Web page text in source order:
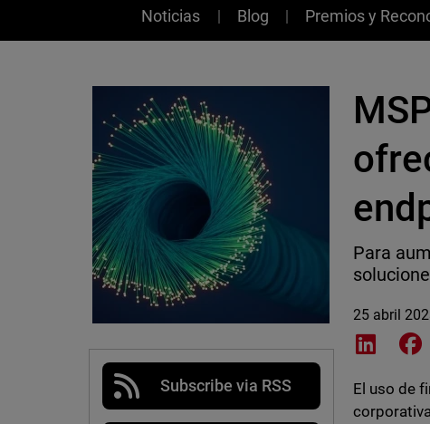
News
Noticias Blog Premios y
Subscribe via RSS
Para
25 abril
Share
El uso de